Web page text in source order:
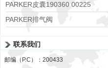
PARKER皮囊190360 00225
PARKER排气阀
联系我们
邮编（P.C）：200433